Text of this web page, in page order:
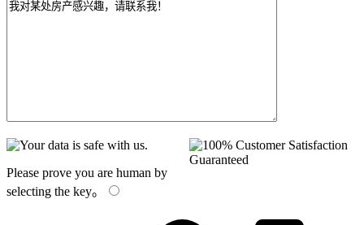
Please prove you are human by
selecting the key。